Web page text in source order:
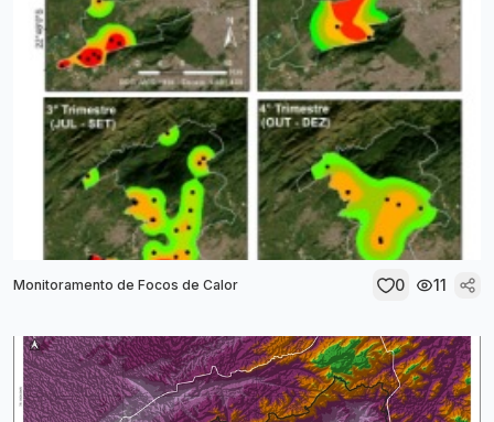
Monitoramento de Focos de Calor 0 11